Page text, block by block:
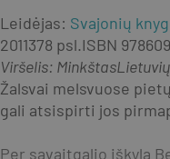
Leidėjas: Svajonių
2011378 psl.ISBN
Viršelis: Minkštas
Žalsvai melsvuose
gali atsispirti jos
Per savaitgalio iškylą